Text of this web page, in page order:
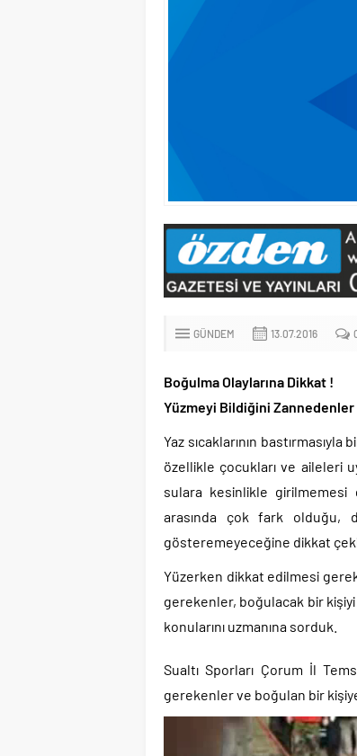
GÜNDEM 13.07.2016
Boğulma Olaylarına Dikkat !
Yüzmeyi Bildiğini Zannedenler
Yaz sıcaklarının
özellikle çocukları ve aileleri
sulara kesinlikle
arasında çok fark olduğu,
gösteremeyeceğine dikkat
Yüzerken dikkat edilmesi
gerekenler, boğulacak bir
konularını uzmanına sorduk.
Sualtı Sporları Çorum İl
gerekenler ve boğulan bir